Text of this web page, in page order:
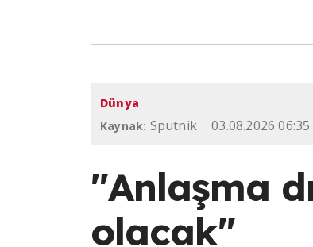
Dünya
Kaynak: Sputnik 03.08.2026 06:35
"Anlaşma
olacak"